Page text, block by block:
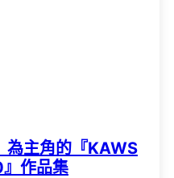
為主角的『KAWS
作品集